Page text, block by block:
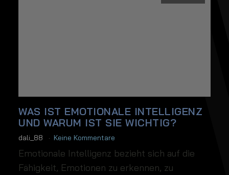
WAS IST EMOTIONALE INTELLIGENZ
UND WARUM IST SIE WICHTIG?
dali_88 Keine Kommentare
Emotionale Intelligenz bezieht sich auf die
Fähigkeit, Emotionen zu erkennen, zu